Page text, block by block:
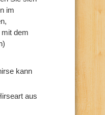
im
dem
kann
aus